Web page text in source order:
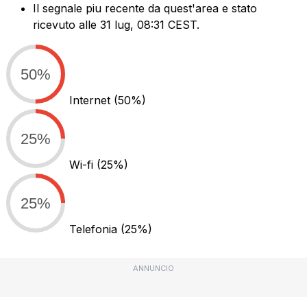
Il segnale piu recente da quest'area e stato
ricevuto alle 31 lug, 08:31 CEST.
50%
Internet (50%)
25%
Wi-fi (25%)
25%
Telefonia (25%)
ANNUNCIO